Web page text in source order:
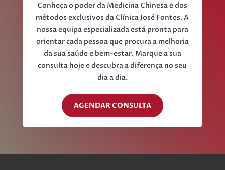
Conheça o poder da Medicina Chinesa e dos
métodos exclusivos da Clínica José Fontes. A
nossa equipa especializada está pronta para
orientar cada pessoa que procura a melhoria
da sua saúde e bem-estar. Marque a sua
consulta hoje e descubra a diferença no seu
dia a dia.
AGENDAR CONSULTA